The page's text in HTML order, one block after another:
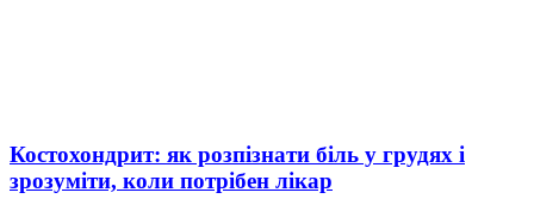
Костохондрит: як розпізнати біль у грудях і
зрозуміти, коли потрібен лікар